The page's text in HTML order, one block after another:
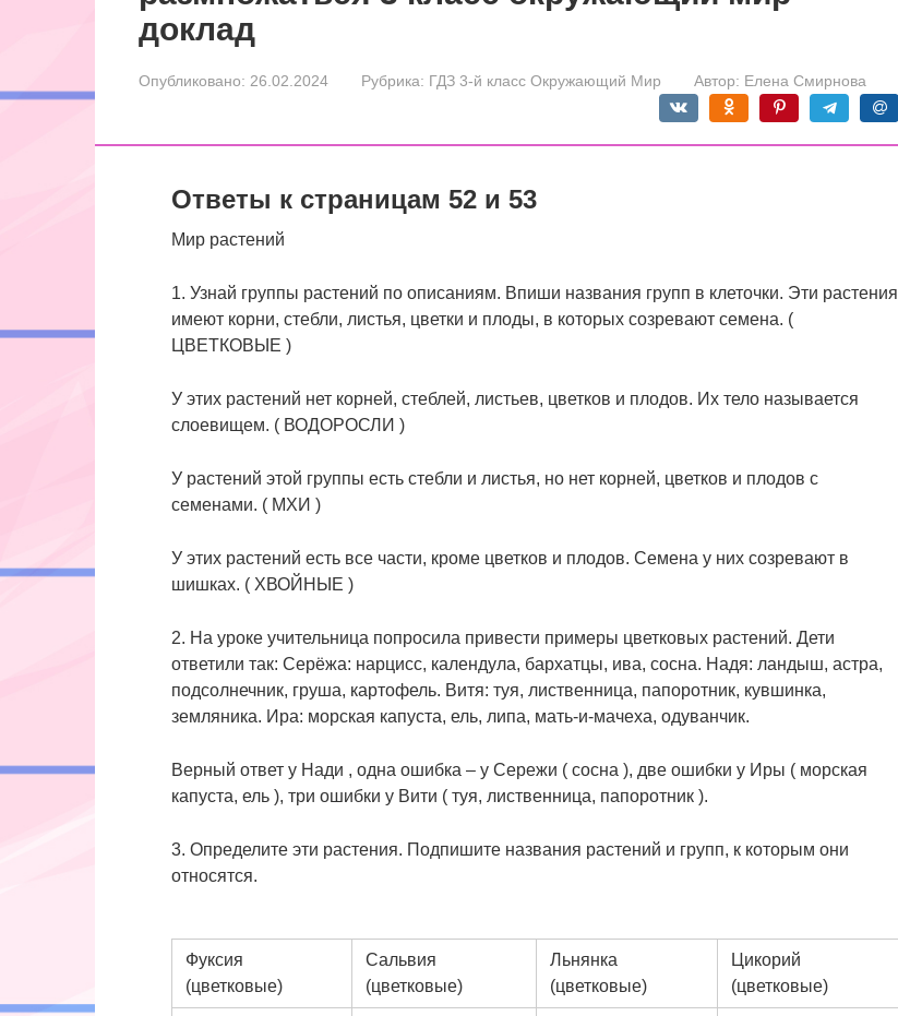
доклад
Опубликовано: 26.02.2024 Рубрика: ГДЗ 3-й класс Окружающий Мир Автор: Елена Смирнова
Ответы к страницам 52 и 53
Мир растений
1. Узнай группы растений по описаниям. Впиши названия групп в клеточки. Эти растения
имеют корни, стебли, листья, цветки и плоды, в которых созревают семена. (
ЦВЕТКОВЫЕ )
У этих растений нет корней, стеблей, листьев, цветков и плодов. Их тело называется
слоевищем. ( ВОДОРОСЛИ )
У растений этой группы есть стебли и листья, но нет корней, цветков и плодов с
семенами. ( МХИ )
У этих растений есть все части, кроме цветков и плодов. Семена у них созревают в
шишках. ( ХВОЙНЫЕ )
2. На уроке учительница попросила привести примеры цветковых растений. Дети
ответили так: Серёжа: нарцисс, календула, бархатцы, ива, сосна. Надя: ландыш, астра,
подсолнечник, груша, картофель. Витя: туя, лиственница, папоротник, кувшинка,
земляника. Ира: морская капуста, ель, липа, мать-и-мачеха, одуванчик.
Верный ответ у Нади , одна ошибка – у Сережи ( сосна ), две ошибки у Иры ( морская
капуста, ель ), три ошибки у Вити ( туя, лиственница, папоротник ).
3. Определите эти растения. Подпишите названия растений и групп, к которым они
относятся.
Фуксия
(цветковые)
Сальвия
(цветковые)
Льнянка
(цветковые)
Цикорий
(цветковые)